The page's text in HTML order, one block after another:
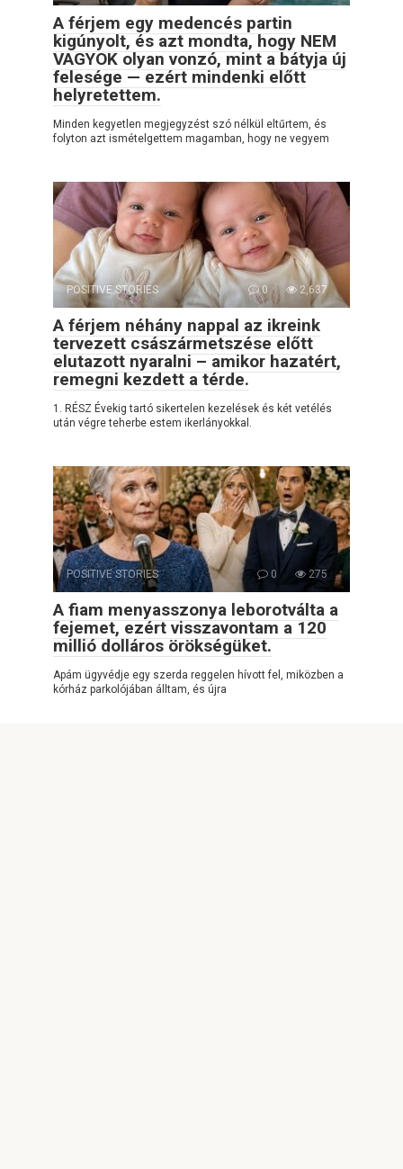
A férjem egy medencés partin
kigúnyolt, és azt mondta, hogy NEM
VAGYOK olyan vonzó, mint a bátyja új
felesége — ezért mindenki előtt
helyretettem.
Minden kegyetlen megjegyzést szó nélkül eltűrtem, és
folyton azt ismételgettem magamban, hogy ne vegyem
POSITIVE STORIES 0 2,637
A férjem néhány nappal az ikreink
tervezett császármetszése előtt
elutazott nyaralni – amikor hazatért,
remegni kezdett a térde.
1. RÉSZ Évekig tartó sikertelen kezelések és két vetélés
után végre teherbe estem ikerlányokkal.
POSITIVE STORIES 0 275
A fiam menyasszonya leborotválta a
fejemet, ezért visszavontam a 120
millió dolláros örökségüket.
Apám ügyvédje egy szerda reggelen hívott fel, miközben a
kórház parkolójában álltam, és újra